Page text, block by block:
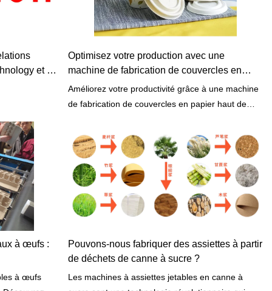
et sa
Optimisez votre production avec une
machine de fabrication de couvercles en
papier de haute qualité
Améliorez votre productivité grâce à une machine
de fabrication de couvercles en papier haut de
de cette technologie innovante !
à œufs :
à œufs
Pouvons-nous fabriquer des assiettes à partir
de déchets de canne à sucre ?
Les machines à assiettes jetables en canne à